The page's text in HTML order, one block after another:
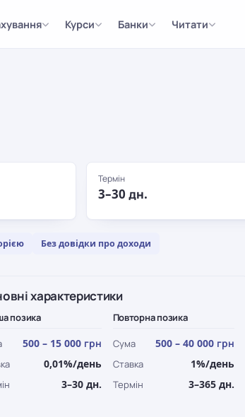
Курси Банки Читати
Термін
3–30 дн.
Без довідки про доходи
характеристики
позика
500 – 15 000 грн
0,01%/день
3–30 дн.
Повторна позика
Сума 500 – 40 000 грн
Ставка 1%/день
Термін 3–365 дн.